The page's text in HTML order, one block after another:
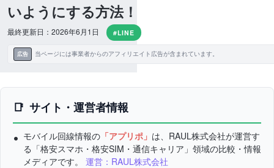
いようにする方法！
最終更新日：2026年6月1日 #LINE
広告 当ページには事業者からのアフィリエイト広告が含まれています。
サイト・運営者情報
モバイル回線情報の 「アプリポ」 は、RAUL株式会社が運営す
る「格安スマホ・格安SIM・通信キャリア」領域の比較・情報
メディアです。 運営：RAUL株式会社